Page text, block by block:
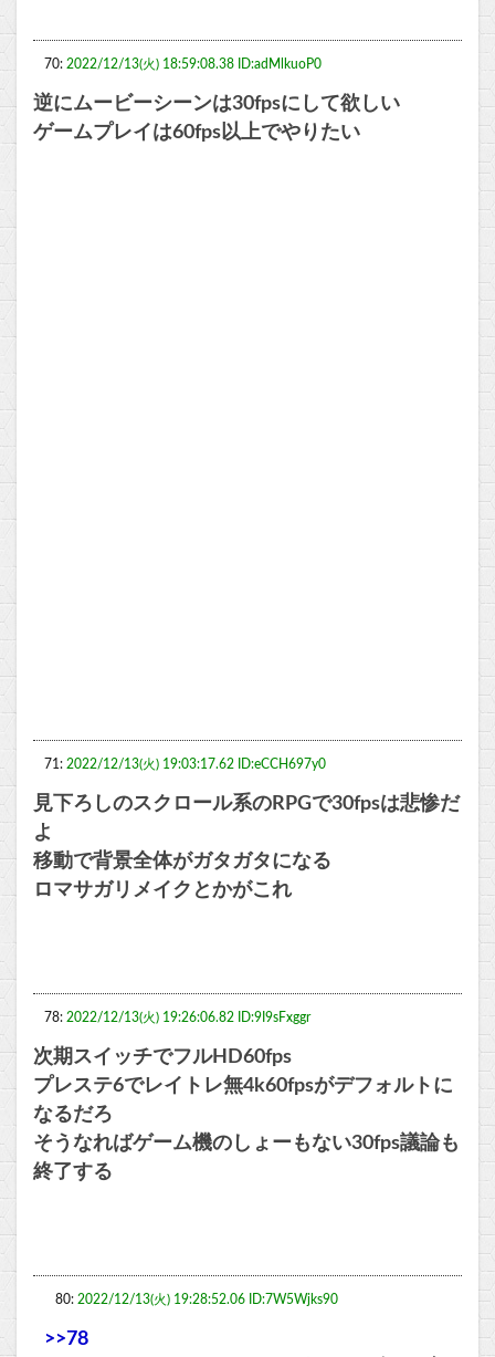
70: 2022/12/13(火) 18:59:08.38 ID:adMlkuoP0
逆にムービーシーンは30fpsにして欲しい
ゲームプレイは60fps以上でやりたい
71: 2022/12/13(火) 19:03:17.62 ID:eCCH697y0
見下ろしのスクロール系のRPGで30fpsは悲惨だ
よ
移動で背景全体がガタガタになる
ロマサガリメイクとかがこれ
78: 2022/12/13(火) 19:26:06.82 ID:9I9sFxggr
次期スイッチでフルHD60fps
プレステ6でレイトレ無4k60fpsがデフォルトに
なるだろ
そうなればゲーム機のしょーもない30fps議論も
終了する
80: 2022/12/13(火) 19:28:52.06 ID:7W5Wjks90
>>78